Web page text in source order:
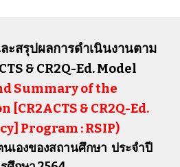
ะสรุปผลการดำเนินงานตาม
& CR2Q-Ed. Model
Summary of the
& CR2Q-Ed.
Program : RSIP)
เองของสถานศึกษา ประจำปี